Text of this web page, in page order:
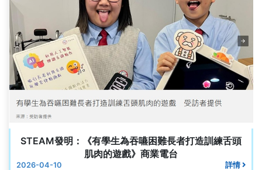
STEAM發明：《有學生為吞嚥困難長者打造訓練舌頭
肌肉的遊戲》商業電台
2026-04-10 詳情